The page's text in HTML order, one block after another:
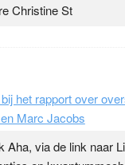
Christine St
het rapport over
Marc Jacobs
Aha, via de link naar